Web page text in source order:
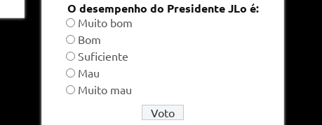
O desempenho do Presidente JLo é:
Muito bom
Bom
Suficiente
Mau
Muito mau